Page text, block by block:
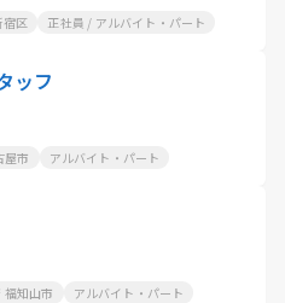
宿区 正社員 / アルバイト・パート
ッフ
屋市 アルバイト・パート
福知山市 アルバイト・パート